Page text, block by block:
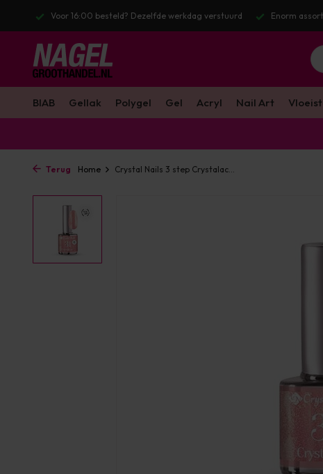
16:00 besteld? Dezelfde werkdag verstuurd Enorm assortiment & alle
BIAB Gellak Polygel Gel Acryl Nail Art
Terug Home Crystal Nails 3 step Crystalac...